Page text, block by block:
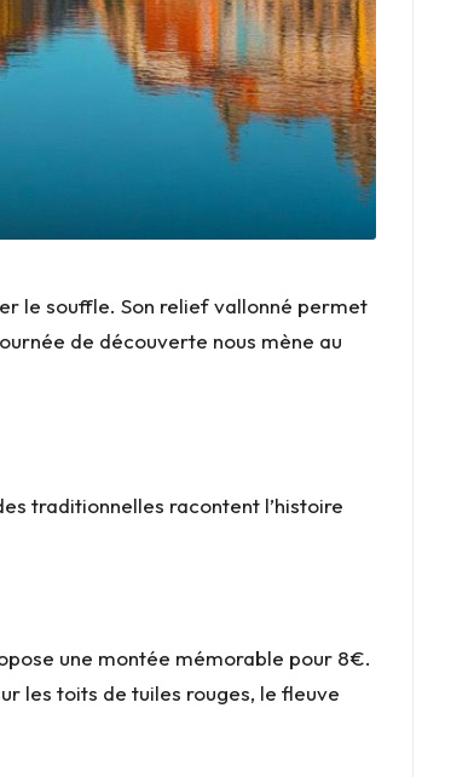
le souffle. Son relief vallonné permet
de découverte nous mène au
traditionnelles racontent l’histoire
une montée mémorable pour 8€.
les toits de tuiles rouges, le fleuve